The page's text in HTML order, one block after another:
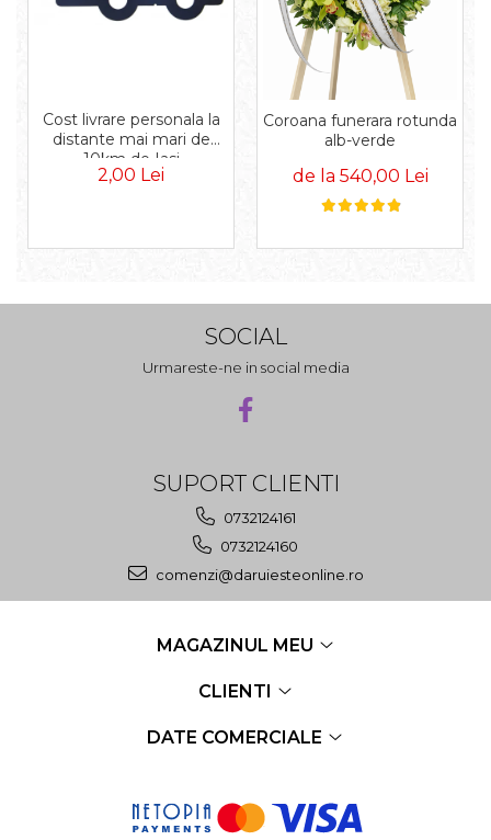
Cost livrare personala la
distante mai mari de
10km de Iasi
2,00 Lei
Coroana funerara rotunda
alb-verde
de la 540,00 Lei
SOCIAL
Urmareste-ne in social media
SUPORT CLIENTI
0732124161
0732124160
comenzi@daruiesteonline.ro
MAGAZINUL MEU
CLIENTI
DATE COMERCIALE